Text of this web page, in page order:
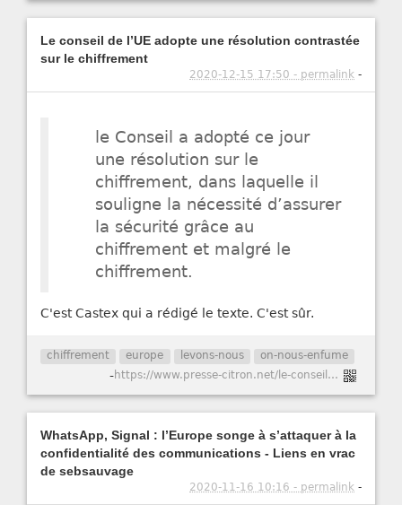
Le conseil de l’UE adopte une résolution contrastée
sur le chiffrement
2020-12-15 17:50 - permalink -
le Conseil a adopté ce jour
une résolution sur le
chiffrement, dans laquelle il
souligne la nécessité d’assurer
la sécurité grâce au
chiffrement et malgré le
chiffrement.
C'est Castex qui a rédigé le texte. C'est sûr.
chiffrement europe levons-nous on-nous-enfume
- https://www.presse-citron.net/le-conseil-de-lue-adopte-une-resolution-contrastee-sur-le-chiffrement/
WhatsApp, Signal : l’Europe songe à s’attaquer à la
confidentialité des communications - Liens en vrac
de sebsauvage
2020-11-16 10:16 - permalink -